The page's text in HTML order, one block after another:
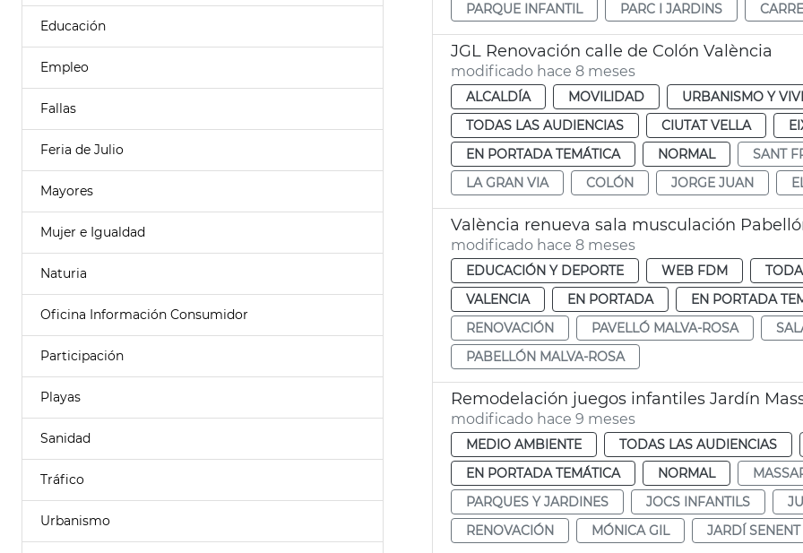
Educación
Empleo
Fallas
Feria de Julio
Mayores
Mujer e Igualdad
Naturia
Oficina Información Consumidor
Participación
Playas
Sanidad
Tráfico
Urbanismo
PARQUE INFANTIL
PARC I JARDINS
JGL Renovación calle de Colón València
modificado hace 8 meses
ALCALDÍA MOVILIDAD
URBANISMO Y
TODAS LAS AUDIENCIAS
CIUTAT VELLA
EN PORTADA TEMÁTICA
NORMAL
SANT
LA GRAN VIA
COLÓN JORGE JUAN
València renueva sala musculación
modificado hace 8 meses
EDUCACIÓN Y DEPORTE WEB FDM
VALENCIA
EN PORTADA
EN PORTADA
RENOVACIÓN
PAVELLÓ MALVA-ROSA
PABELLÓN MALVA-ROSA
Remodelación juegos infantiles Jardín
modificado hace 9 meses
MEDIO AMBIENTE
TODAS LAS AUDIENCIAS
EN PORTADA TEMÁTICA
NORMAL
PARQUES Y JARDINES
JOCS INFANTILS
RENOVACIÓN
MÓNICA GIL JARDÍ